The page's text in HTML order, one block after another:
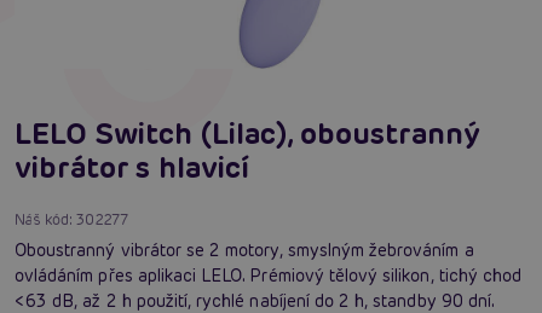
LELO Switch (Lilac), oboustranný
vibrátor s hlavicí
Náš kód:302277
Oboustranný vibrátor se 2 motory, smyslným žebrováním a
ovládáním přes aplikaci LELO. Prémiový tělový silikon, tichý chod
<63 dB, až 2 h použití, rychlé nabíjení do 2 h, standby 90 dní.